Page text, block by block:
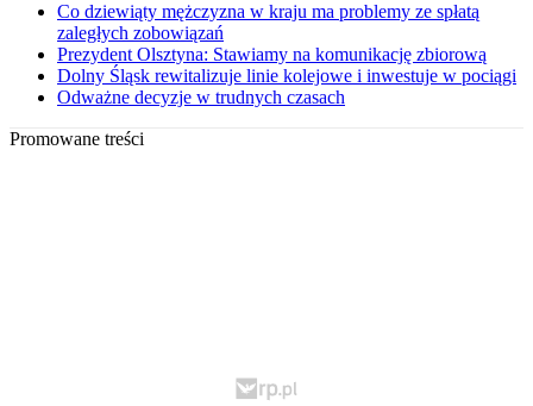
Co dziewiąty mężczyzna w kraju ma problemy ze spłatą
zaległych zobowiązań
Prezydent Olsztyna: Stawiamy na komunikację zbiorową
Dolny Śląsk rewitalizuje linie kolejowe i inwestuje w pociągi
Odważne decyzje w trudnych czasach
Promowane treści